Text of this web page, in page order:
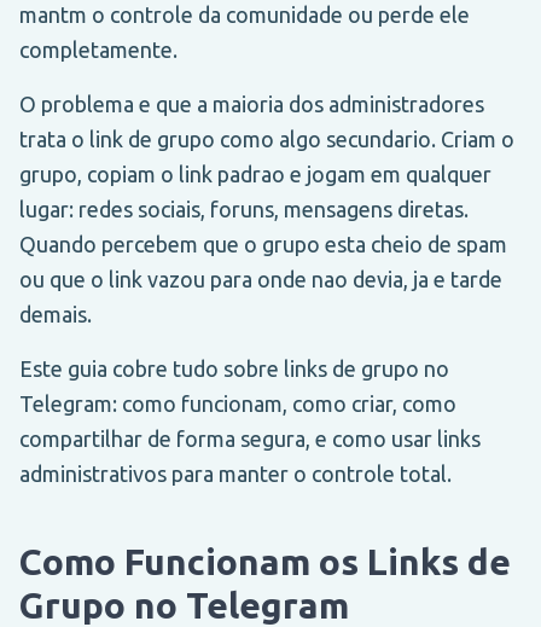
mantm o controle da comunidade ou perde ele
completamente.
O problema e que a maioria dos administradores
trata o link de grupo como algo secundario. Criam o
grupo, copiam o link padrao e jogam em qualquer
lugar: redes sociais, foruns, mensagens diretas.
Quando percebem que o grupo esta cheio de spam
ou que o link vazou para onde nao devia, ja e tarde
demais.
Este guia cobre tudo sobre links de grupo no
Telegram: como funcionam, como criar, como
compartilhar de forma segura, e como usar links
administrativos para manter o controle total.
Como Funcionam os Links de
Grupo no Telegram